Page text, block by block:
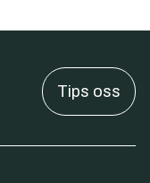
Tips oss